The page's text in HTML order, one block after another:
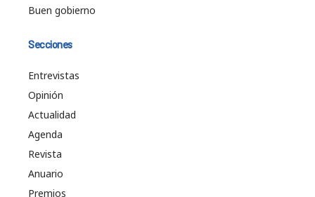
Buen gobierno
Secciones
Entrevistas
Opinión
Actualidad
Agenda
Revista
Anuario
Premios